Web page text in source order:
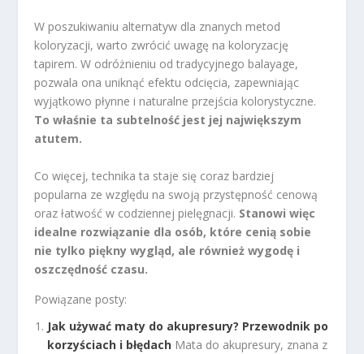
W poszukiwaniu alternatyw dla znanych metod
koloryzacji, warto zwrócić uwagę na koloryzację
tapirem. W odróżnieniu od tradycyjnego balayage,
pozwala ona uniknąć efektu odcięcia, zapewniając
wyjątkowo płynne i naturalne przejścia kolorystyczne.
To właśnie ta subtelność jest jej największym
atutem.
Co więcej, technika ta staje się coraz bardziej
popularna ze względu na swoją przystępność cenową
oraz łatwość w codziennej pielęgnacji. Stanowi więc
idealne rozwiązanie dla osób, które cenią sobie
nie tylko piękny wygląd, ale również wygodę i
oszczędność czasu.
Powiązane posty:
Jak używać maty do akupresury? Przewodnik po
korzyściach i błędach Mata do akupresury, znana z